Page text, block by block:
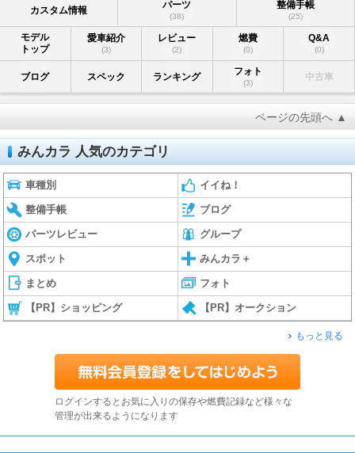
カスタム情報 パーツ
(38)
整備手帳
(25)
モデル
トップ
愛車紹介
(3)
レビュー
(2)
燃費
(0)
Q&A
(0)
ブログ スペック ランキング フォト
(3)
中古車
ページの先頭へ ▲
みんカラ 人気のカテゴリ
車種別 イイね！
整備手帳 ブログ
パーツレビュー グループ
スポット みんカラ＋
まとめ フォト
【PR】ショッピング 【PR】オークション
もっと見る
ログインするとお気に入りの保存や燃費記録など様々な
管理が出来るようになります